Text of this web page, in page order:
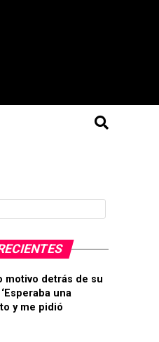
motivo detrás de su
una
y me pidió